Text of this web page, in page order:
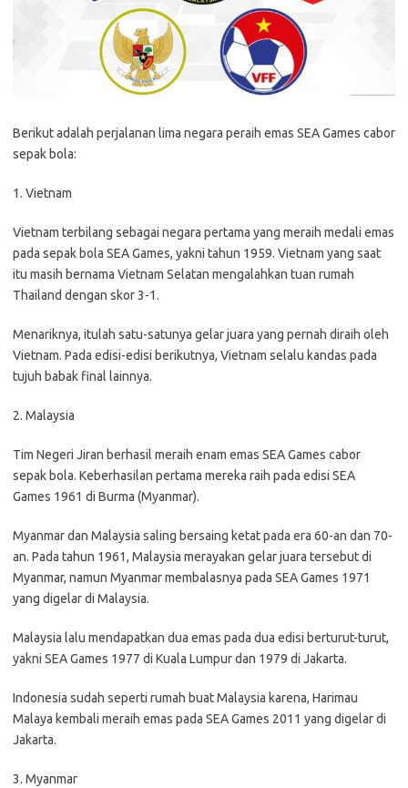
Berikut adalah perjalanan lima negara peraih emas SEA Games cabor
sepak bola:
1. Vietnam
Vietnam terbilang sebagai negara pertama yang meraih medali emas
pada sepak bola SEA Games, yakni tahun 1959. Vietnam yang saat
itu masih bernama Vietnam Selatan mengalahkan tuan rumah
Thailand dengan skor 3-1.
Menariknya, itulah satu-satunya gelar juara yang pernah diraih oleh
Vietnam. Pada edisi-edisi berikutnya, Vietnam selalu kandas pada
tujuh babak final lainnya.
2. Malaysia
Tim Negeri Jiran berhasil meraih enam emas SEA Games cabor
sepak bola. Keberhasilan pertama mereka raih pada edisi SEA
Games 1961 di Burma (Myanmar).
Myanmar dan Malaysia saling bersaing ketat pada era 60-an dan 70-
an. Pada tahun 1961, Malaysia merayakan gelar juara tersebut di
Myanmar, namun Myanmar membalasnya pada SEA Games 1971
yang digelar di Malaysia.
Malaysia lalu mendapatkan dua emas pada dua edisi berturut-turut,
yakni SEA Games 1977 di Kuala Lumpur dan 1979 di Jakarta.
Indonesia sudah seperti rumah buat Malaysia karena, Harimau
Malaya kembali meraih emas pada SEA Games 2011 yang digelar di
Jakarta.
3. Myanmar